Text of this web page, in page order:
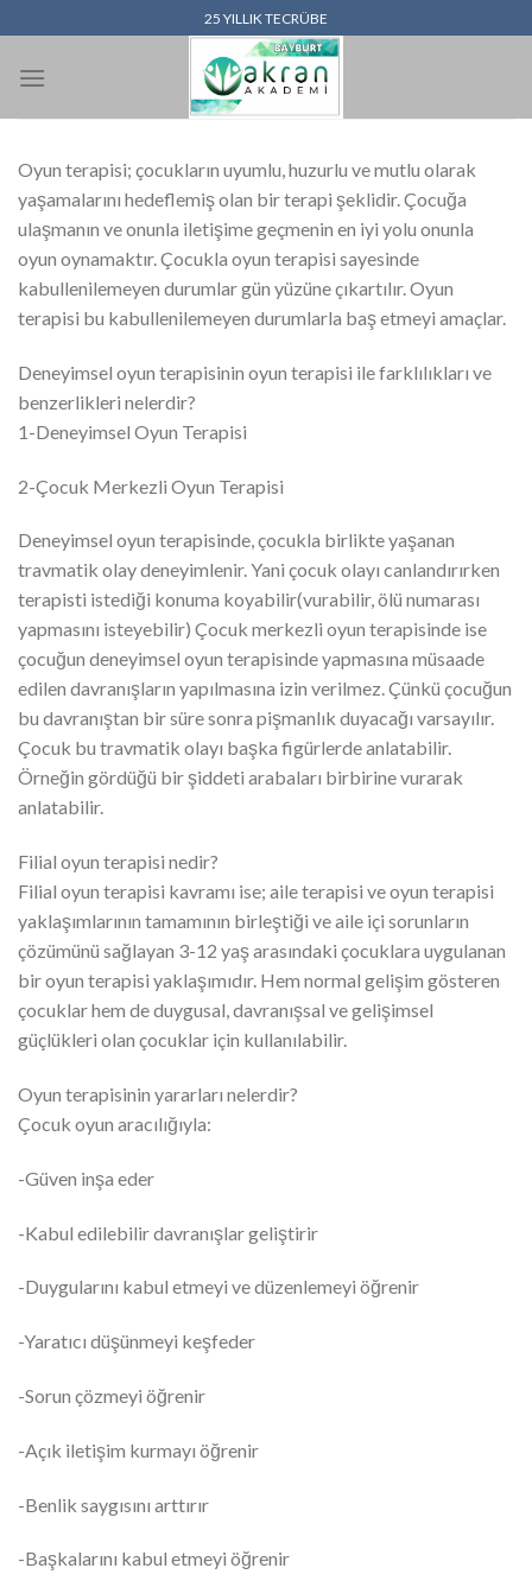
atla
25 YILLIK TECRÜBE
Oyun terapisi; çocukların uyumlu, huzurlu ve mutlu olarak
yaşamalarını hedeflemiş olan bir terapi şeklidir. Çocuğa
ulaşmanın ve onunla iletişime geçmenin en iyi yolu onunla
oyun oynamaktır. Çocukla oyun terapisi sayesinde
kabullenilemeyen durumlar gün yüzüne çıkartılır. Oyun
terapisi bu kabullenilemeyen durumlarla baş etmeyi amaçlar.
Deneyimsel oyun terapisinin oyun terapisi ile farklılıkları ve
benzerlikleri nelerdir?
1-Deneyimsel Oyun Terapisi
2-Çocuk Merkezli Oyun Terapisi
Deneyimsel oyun terapisinde, çocukla birlikte yaşanan
travmatik olay deneyimlenir. Yani çocuk olayı canlandırırken
terapisti istediği konuma koyabilir(vurabilir, ölü numarası
yapmasını isteyebilir) Çocuk merkezli oyun terapisinde ise
çocuğun deneyimsel oyun terapisinde yapmasına müsaade
edilen davranışların yapılmasına izin verilmez. Çünkü çocuğun
bu davranıştan bir süre sonra pişmanlık duyacağı varsayılır.
Çocuk bu travmatik olayı başka figürlerde anlatabilir.
Örneğin gördüğü bir şiddeti arabaları birbirine vurarak
anlatabilir.
Filial oyun terapisi nedir?
Filial oyun terapisi kavramı ise; aile terapisi ve oyun terapisi
yaklaşımlarının tamamının birleştiği ve aile içi sorunların
çözümünü sağlayan 3-12 yaş arasındaki çocuklara uygulanan
bir oyun terapisi yaklaşımıdır. Hem normal gelişim gösteren
çocuklar hem de duygusal, davranışsal ve gelişimsel
güçlükleri olan çocuklar için kullanılabilir.
Oyun terapisinin yararları nelerdir?
Çocuk oyun aracılığıyla:
-Güven inşa eder
-Kabul edilebilir davranışlar geliştirir
-Duygularını kabul etmeyi ve düzenlemeyi öğrenir
-Yaratıcı düşünmeyi keşfeder
-Sorun çözmeyi öğrenir
-Açık iletişim kurmayı öğrenir
-Benlik saygısını arttırır
-Başkalarını kabul etmeyi öğrenir